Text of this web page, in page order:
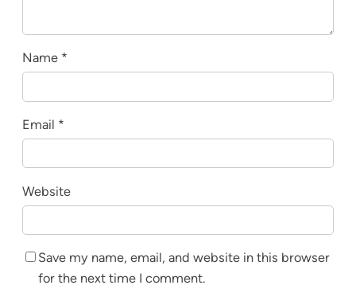
Name *
Email *
Website
Save my name, email, and website in this browser
for the next time I comment.